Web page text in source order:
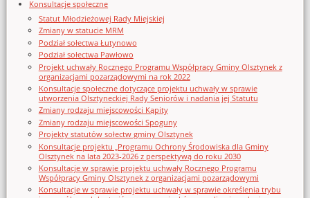
Konsultacje społeczne
Statut Młodzieżowej Rady Miejskiej
Zmiany w statucie MRM
Podział sołectwa Łutynowo
Podział sołectwa Pawłowo
Projekt uchwały Rocznego Programu Współpracy Gminy Olsztynek z
organizacjami pozarządowymi na rok 2022
Konsultacje społeczne dotyczące projektu uchwały w sprawie
utworzenia Olsztyneckiej Rady Seniorów i nadania jej Statutu
Zmiany rodzaju miejscowości Kąpity
Zmiany rodzaju miejscowości Spoguny
Projekty statutów sołectw gminy Olsztynek
Konsultacje projektu „Programu Ochrony Środowiska dla Gminy
Olsztynek na lata 2023-2026 z perspektywą do roku 2030
Konsultacje w sprawie projektu uchwały Rocznego Programu
Współpracy Gminy Olsztynek z organizacjami pozarządowymi
Konsultacje w sprawie projektu uchwały w sprawie określenia trybu